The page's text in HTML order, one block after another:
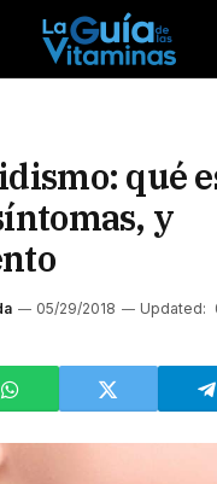
qué
y
05/29/2018 Updated: